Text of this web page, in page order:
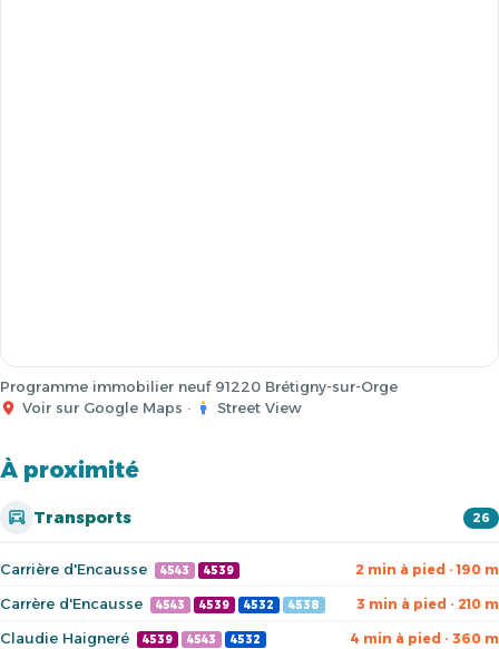
Programme immobilier neuf 91220 Brétigny-sur-Orge
Voir sur Google Maps · Street View
À proximité
Transports 26
Carrière d'Encausse 4543 4539 2 min à pied · 190 m
Carrère d'Encausse 4543 4539 4532 4538 3 min à pied · 210 m
Claudie Haigneré 4539 4543 4532 4 min à pied · 360 m